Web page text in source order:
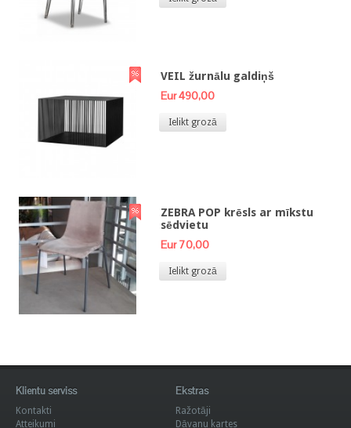
VEIL žurnālu galdiņš
Eur 490,00
Ielikt grozā
ZEBRA POP krēsls ar mīkstu
sēdvietu
Eur 70,00
Ielikt grozā
Klientu serviss
Kontakti
Atteikumi
Ekstras
Ražotāji
Dāvanu kartes